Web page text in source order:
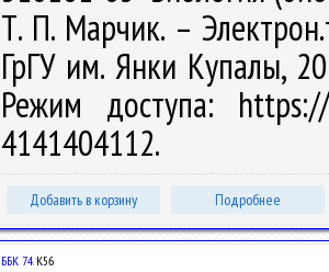
Т. П. Марчик. –
ГрГУ им. Янки Купалы,
Режим доступа:
4141404112.
Добавить в корзину Подробнее
ББК 74.К56